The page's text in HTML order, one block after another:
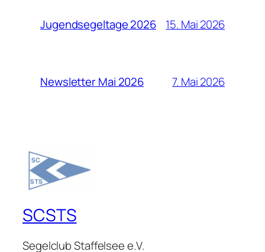
Jugendsegeltage 2026 15. Mai 2026
Newsletter Mai 2026 7. Mai 2026
SCSTS
Segelclub Staffelsee e.V.